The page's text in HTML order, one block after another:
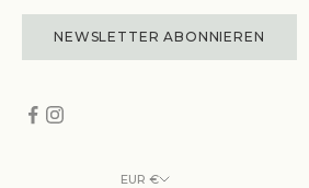
NEWSLETTER ABONNIEREN
EUR €